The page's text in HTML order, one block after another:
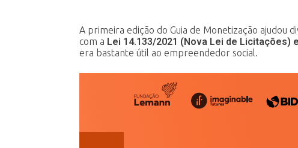
A primeira edição do Guia de Monetização ajudou
com a Lei 14.133/2021 (Nova Lei de Licitações)
era bastante útil ao empreendedor social.